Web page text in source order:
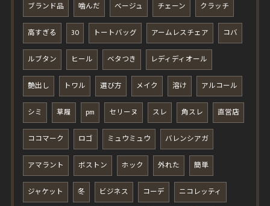
ブランド品 噛んだ ベージュ チェーン クラッチ
高すぎる 30 トートバッグ アームレスチェア コバ
ルブタン ヒール ベタつき レディディオール
艶出し トワル 選び方 メイク 溶け アルコール
シミ 草履 pm セリーヌ スレ 角スレ 直営店
ココマーク ロゴ ミュウミュウ バレンシアガ
アマラント ボストン ホック 外れた 簡単
ジャケット 冬 ビジネス コーデ ニコレッティ